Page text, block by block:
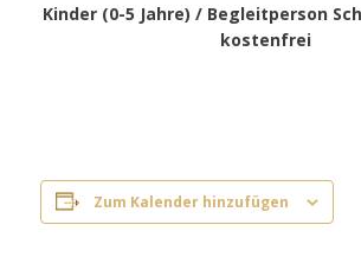
Kinder (0-5 Jahre) / Begleitperson
kostenfrei
Zum Kalender hinzufügen